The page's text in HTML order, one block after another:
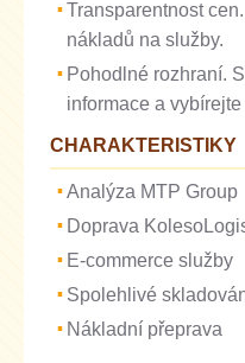
Transparentnost
nákladů na služby.
Pohodlné rozhraní.
informace a vybírejte
CHARAKTERISTIKY
Analýza MTP Group
Doprava
E-commerce služby
Spolehlivé
Nákladní přeprava